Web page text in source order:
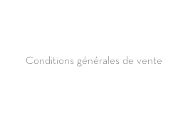
Conditions générales de vente